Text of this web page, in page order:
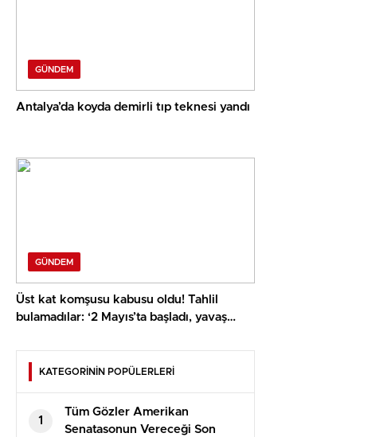
GÜNDEM
Antalya’da koyda demirli tıp teknesi yandı
GÜNDEM
Üst kat komşusu kabusu oldu! Tahlil
bulamadılar: ‘2 Mayıs’ta başladı, yavaş
KATEGORİNİN POPÜLERLERİ
1
Tüm Gözler Amerikan
Senatasonun Vereceği Son